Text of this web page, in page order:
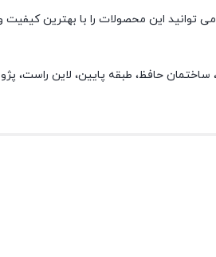
این محصولات را با بهترین
ساختمان حافظ، طبقه پایین، لاین راست،